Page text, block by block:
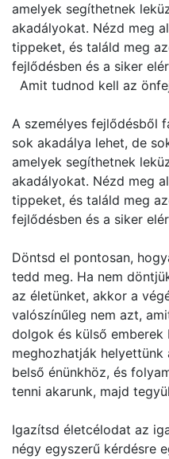
amelyek segíthetnek
akadályokat. Nézd meg
tippeket, és találd meg
fejlődésben és a siker
Amit tudnod kell az
A személyes fejlődésből
sok akadálya lehet, de
amelyek segíthetnek
akadályokat. Nézd meg
tippeket, és találd meg
fejlődésben és a siker
Döntsd el pontosan,
tedd meg. Ha nem
az életünket, akkor a
valószínűleg nem azt,
dolgok és külső emberek
meghozhatják
belső énünkhöz, és
tenni akarunk, majd
Igazítsd életcélodat az
négy egyszerű kérdésre